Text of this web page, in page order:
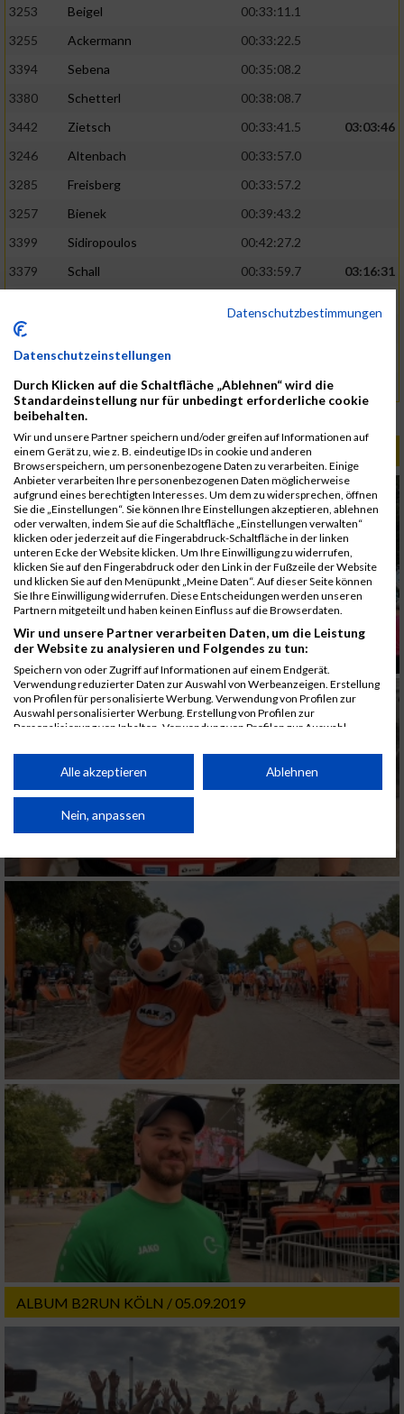
3253
Beigel
00:33:11.1
3255
Ackermann
00:33:22.5
3394
Sebena
00:35:08.2
3380
Schetterl
00:38:08.7
3442
Zietsch 00:33:41.5
03:03:46
3246
Altenbach
00:33:57.0
3285
Freisberg
00:33:57.2
3257
Bienek
00:39:43.2
3399
Sidiropoulos
00:42:27.2
3379
Schall 00:33:59.7
03:16:31
3316
3248
Antretter
3327
Kobal
00:46:26.3
Rang:453.
ALBUM B2RUN MÜNCHEN / 15.07.2026
ALBUM B2RUN KÖLN / 05.09.2019
Datenschutzbestimmungen
Datenschutzeinstellungen
Durch Klicken auf die Schaltfläche „Ablehnen“ wird die
Standardeinstellung nur für unbedingt erforderliche cookie
beibehalten.
Wir und unsere Partner speichern und/oder greifen auf Informationen auf
einem Gerät zu, wie z. B. eindeutige IDs in cookie und anderen
Browserspeichern, um personenbezogene Daten zu verarbeiten. Einige
Anbieter verarbeiten Ihre personenbezogenen Daten möglicherweise
aufgrund eines berechtigten Interesses. Um dem zu widersprechen, öffnen
Sie die „Einstellungen“. Sie können Ihre Einstellungen akzeptieren, ablehnen
oder verwalten, indem Sie auf die Schaltfläche „Einstellungen verwalten“
klicken oder jederzeit auf die Fingerabdruck-Schaltfläche in der linken
unteren Ecke der Website klicken. Um Ihre Einwilligung zu widerrufen,
klicken Sie auf den Fingerabdruck oder den Link in der Fußzeile der Website
und klicken Sie auf den Menüpunkt „Meine Daten“. Auf dieser Seite können
Sie Ihre Einwilligung widerrufen. Diese Entscheidungen werden unseren
Partnern mitgeteilt und haben keinen Einfluss auf die Browserdaten.
Wir und unsere Partner verarbeiten Daten, um die Leistung
der Website zu analysieren und Folgendes zu tun:
Speichern von oder Zugriff auf Informationen auf einem Endgerät.
Verwendung reduzierter Daten zur Auswahl von Werbeanzeigen. Erstellung
von Profilen für personalisierte Werbung. Verwendung von Profilen zur
Auswahl personalisierter Werbung. Erstellung von Profilen zur
Personalisierung von Inhalten. Verwendung von Profilen zur Auswahl
Performance von Inhalten. Analyse von Zielgruppen durch Statistiken oder
Kombinationen von Daten aus verschiedenen Quellen. Entwicklung und
von Inhalten.
Daten können außerhalb der Europäischen Union weitergegeben und in die
Website/App.
Partnerliste anzeigen (1 IAB-Anbieter)
Wir nutzen Ihre Daten für folgende Zwecke:
IAB-Verarbeitungszwecke:
Speichern von oder Zugriff auf Informationen
auf einem Endgerät
Verwendung reduzierter Daten zur Auswahl
von Werbeanzeigen
Erstellung von Profilen für personalisierte
Werbung
Verwendung von Profilen zur Auswahl
personalisierter Werbung
Erstellung von Profilen zur Personalisierung
von Inhalten
Verwendung von Profilen zur Auswahl
personalisierter Inhalte
Messung der Werbeleistung
Messung der Performance von Inhalten
Alle akzeptieren Ablehnen
Nein, anpassen